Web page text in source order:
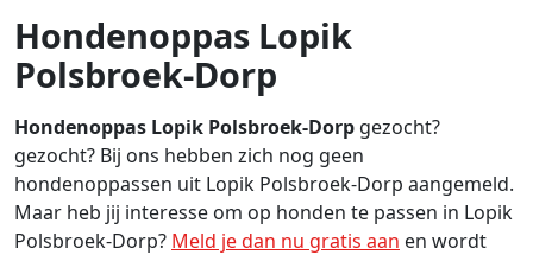
Hondenoppas Lopik
Polsbroek-Dorp
Hondenoppas Lopik Polsbroek-Dorp gezocht?
gezocht? Bij ons hebben zich nog geen
hondenoppassen uit Lopik Polsbroek-Dorp aangemeld.
Maar heb jij interesse om op honden te passen in Lopik
Polsbroek-Dorp? Meld je dan nu gratis aan en wordt